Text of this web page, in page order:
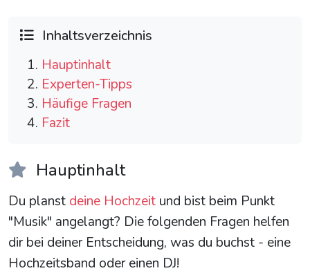
Inhaltsverzeichnis
Hauptinhalt
Experten-Tipps
Häufige Fragen
Fazit
Hauptinhalt
Du planst deine Hochzeit und bist beim Punkt
"Musik" angelangt? Die folgenden Fragen helfen
dir bei deiner Entscheidung, was du buchst - eine
Hochzeitsband oder einen DJ!